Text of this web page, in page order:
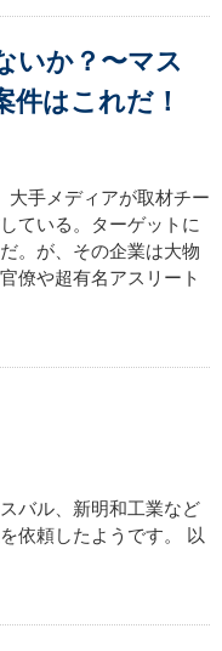
いか？〜マス
件はこれだ！
大手メディアが取材チー
ている。ターゲットに
。が、その企業は大物
僚や超有名アスリート
バル、新明和工業など
依頼したようです。 以